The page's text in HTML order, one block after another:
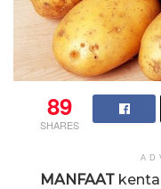
89
SHARES
MANFAAT